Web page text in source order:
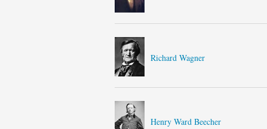
Richard Wagner
Henry Ward Beecher